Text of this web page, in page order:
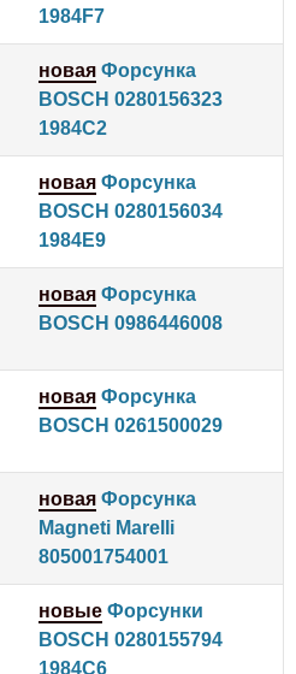
1984F7
новая Форсунка
BOSCH 0280156323
1984C2
новая Форсунка
BOSCH 0280156034
1984E9
новая Форсунка
BOSCH 0986446008
новая Форсунка
BOSCH 0261500029
новая Форсунка
Magneti Marelli
805001754001
новые Форсунки
BOSCH 0280155794
1984C6